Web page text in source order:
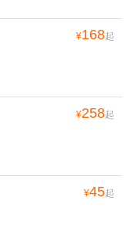
¥168起
¥258起
¥45起